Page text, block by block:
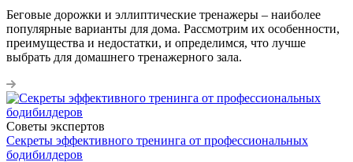
Беговые дорожки и эллиптические тренажеры – наиболее
популярные варианты для дома. Рассмотрим их особенности,
преимущества и недостатки, и определимся, что лучше
выбрать для домашнего тренажерного зала.
Советы экспертов
Секреты эффективного тренинга от профессиональных
бодибилдеров